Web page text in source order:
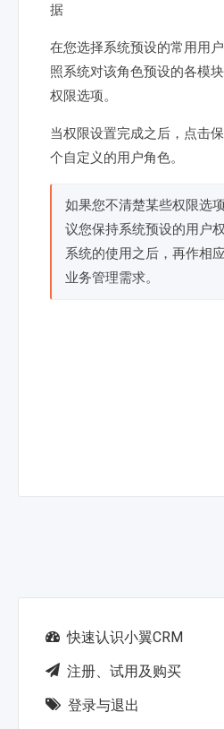
据
在您选择系统预设的常用用
照系统对该角色预设的各模
权限选项。
当权限设置完成之后，点击
个自定义的用户角色。
如果您不清楚某些权限选
议您保持系统预设的用户
系统的使用之后，再作相
业务管理需求。
快速认识小翼CRM
注册、试用及购买
登录与退出